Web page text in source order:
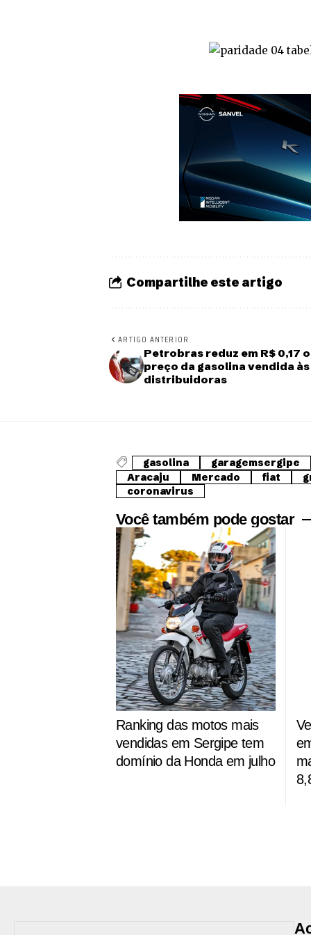
Compartilhe este artigo
ARTIGO ANTERIOR
Petrobras reduz em R$ 0,17 o
preço da gasolina vendida às
distribuidoras
gasolina garagemsergipe
Aracaju
Mercado fiat
coronavirus
Você também pode gostar
Ranking das motos mais
vendidas em Sergipe tem
domínio da Honda em julho